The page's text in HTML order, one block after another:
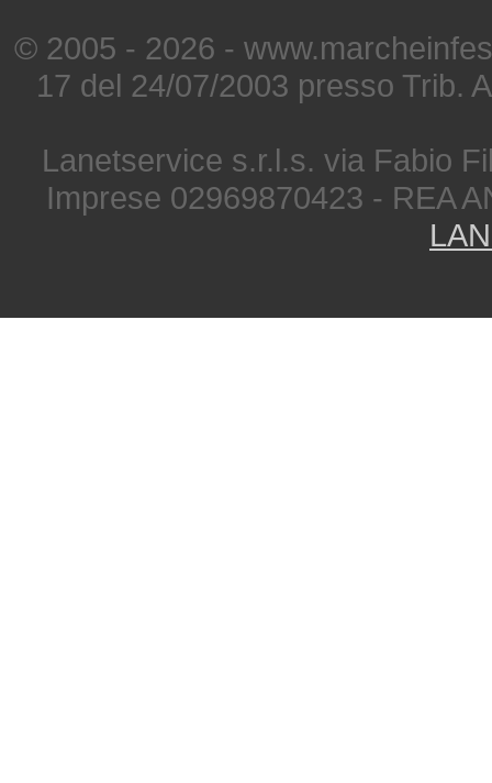
© 2005 - 2026 -
17 del 24/07/2003 presso Trib.
Lanetservice s.r.l.s. via Fabio
Imprese 02969870423 - REA